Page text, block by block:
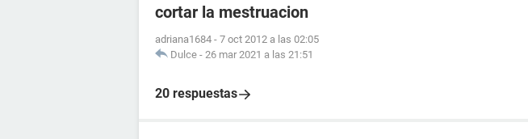
cortar la mestruacion
adriana1684 - 7 oct 2012 a las 02:05
Dulce - 26 mar 2021 a las 21:51
20 respuestas